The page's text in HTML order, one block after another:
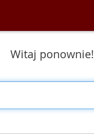
Witaj ponownie!